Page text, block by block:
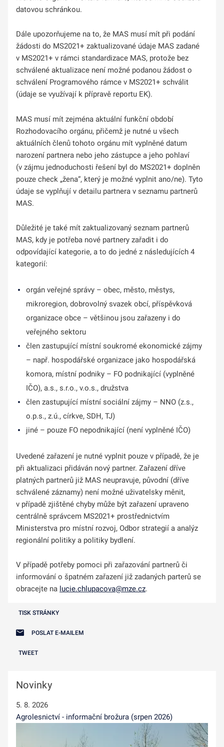
datovou schránkou.
Dále upozorňujeme na to, že MAS musí mít při podání
žádosti do MS2021+ zaktualizované údaje MAS zadané
v MS2021+ v rámci standardizace MAS, protože bez
schválené aktualizace není možné podanou žádost o
schválení Programového rámce v MS2021+ schválit
(údaje se využívají k přípravě reportu EK).
MAS musí mít zejména aktuální funkční období
Rozhodovacího orgánu, přičemž je nutné u všech
aktuálních členů tohoto orgánu mít vyplněné datum
narození partnera nebo jeho zástupce a jeho pohlaví
(v zájmu jednoduchosti řešení byl do MS2021+ doplněn
pouze check „žena“, který je možné vyplnit ano/ne). Tyto
údaje se vyplňují v detailu partnera v seznamu partnerů
MAS.
Důležité je také mít zaktualizovaný seznam partnerů
MAS, kdy je potřeba nové partnery zařadit i do
odpovídající kategorie, a to do jedné z následujících 4
kategorií:
orgán veřejné správy – obec, město, městys,
mikroregion, dobrovolný svazek obcí, příspěvková
organizace obce – většinou jsou zařazeny i do
veřejného sektoru
člen zastupující místní soukromé ekonomické zájmy
– např. hospodářské organizace jako hospodářská
komora, místní podniky – FO podnikající (vyplněné
IČO), a.s., s.r.o., v.o.s., družstva
člen zastupující místní sociální zájmy – NNO (z.s.,
o.p.s., z.ú., církve, SDH, TJ)
jiné – pouze FO nepodnikající (není vyplněné IČO)
Uvedené zařazení je nutné vyplnit pouze v případě, že je
při aktualizaci přidáván nový partner. Zařazení dříve
platných partnerů již MAS neupravuje, původní (dříve
schválené záznamy) není možné uživatelsky měnit,
v případě zjištěné chyby může být zařazení upraveno
centrálně správcem MS2021+ prostřednictvím
Ministerstva pro místní rozvoj, Odbor strategií a analýz
regionální politiky a politiky bydlení.
V případě potřeby pomoci při zařazování partnerů či
informování o špatném zařazení již zadaných parterů se
obracejte na lucie.chlupacova@mze.cz.
TISK STRÁNKY
POSLAT E-MAILEM
TWEET
Novinky
5. 8. 2026
Agrolesnictví - informační brožura (srpen 2026)